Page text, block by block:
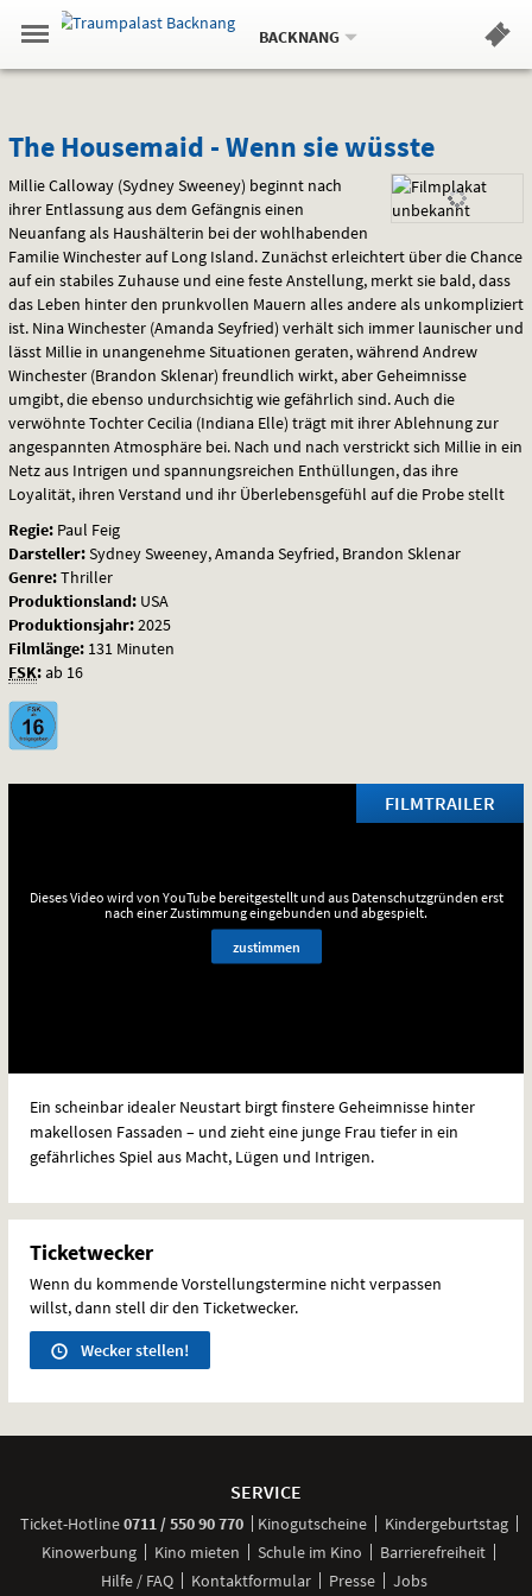
Springe
zum
,zum
.
Navigation
Gehe
zur
Standortauswahl
Standort:
BACKNANG.
Hinweis
The
Housemaid
-
Wenn
sie
wüsste
The Housemaid - Wenn sie wüsste
Millie Calloway (Sydney Sweeney) beginnt nach
ihrer Entlassung aus dem Gefängnis einen
Neuanfang als Haushälterin bei der wohlhabenden
Familie Winchester auf Long Island. Zunächst erleichtert über die Chance
auf ein stabiles Zuhause und eine feste Anstellung, merkt sie bald, dass
das Leben hinter den prunkvollen Mauern alles andere als unkompliziert
ist. Nina Winchester (Amanda Seyfried) verhält sich immer launischer und
lässt Millie in unangenehme Situationen geraten, während Andrew
Winchester (Brandon Sklenar) freundlich wirkt, aber Geheimnisse
umgibt, die ebenso undurchsichtig wie gefährlich sind. Auch die
verwöhnte Tochter Cecilia (Indiana Elle) trägt mit ihrer Ablehnung zur
angespannten Atmosphäre bei. Nach und nach verstrickt sich Millie in ein
Netz aus Intrigen und spannungsreichen Enthüllungen, das ihre
Loyalität, ihren Verstand und ihr Überlebensgefühl auf die Probe stellt
Regie: Paul Feig
Darsteller:Sydney Sweeney, Amanda Seyfried, Brandon Sklenar
Genre:Thriller
Produktionsland: USA
Produktionsjahr:2025
Filmlänge: 131 Minuten
FSK:ab 16
FILMTRAILER
Dieses Video wird von YouTube bereitgestellt und aus Datenschutzgründen erst
nach einer Zustimmung eingebunden und abgespielt.
zustimmen
Ein scheinbar idealer Neustart birgt finstere Geheimnisse hinter
makellosen Fassaden – und zieht eine junge Frau tiefer in ein
gefährliches Spiel aus Macht, Lügen und Intrigen.
Ticketwecker
Wenn du kommende Vorstellungstermine nicht verpassen
willst, dann stell dir den Ticketwecker.
Wecker stellen!
SERVICE
Ticket-Hotline0711 / 550 90 770anrufen
Kinogutscheine
Kindergeburtstag
Kinowerbung
Kino mieten Schule im Kino
Barrierefreiheit
Hilfe / FAQ
Kontaktformular Presse Jobs